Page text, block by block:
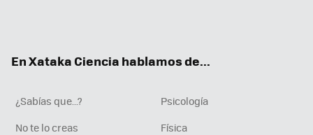
En Xataka Ciencia hablamos de...
¿Sabías que...?
Psicología
No te lo creas
Física